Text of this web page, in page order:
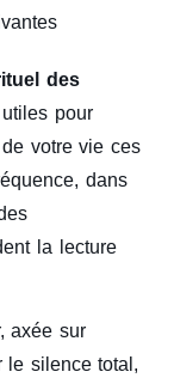
des
pour
votre vie ces
dans
la lecture
axée sur
le silence total,